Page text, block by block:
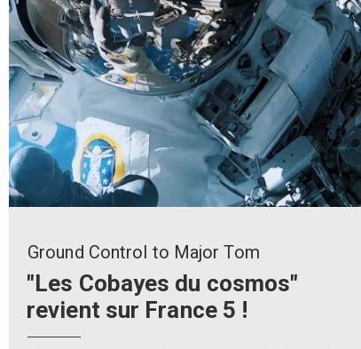
Ground Control to Major Tom
"Les Cobayes du cosmos"
revient sur France 5 !